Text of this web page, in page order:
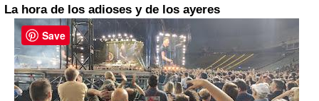
La hora de los adioses y de los ayeres
Save